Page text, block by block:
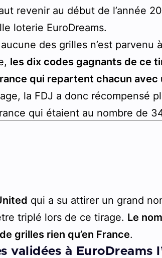
revenir au début de l’année
loterie EuroDreams.
des grilles n’est parvenu
les dix codes gagnants de ce
qui repartent chacun
la FDJ a donc récompensé
qui étaient au nombre de
qui a su attirer un grand
triplé lors de ce tirage. Le
grilles rien qu’en France.
validées à EuroDreams